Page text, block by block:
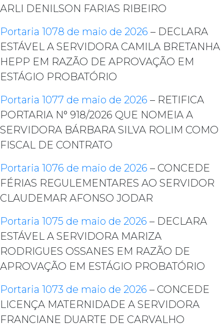
ARLI DENILSON FARIAS RIBEIRO
Portaria 1078 de maio de 2026 – DECLARA
ESTÁVEL A SERVIDORA CAMILA BRETANHA
HEPP EM RAZÃO DE APROVAÇÃO EM
ESTÁGIO PROBATÓRIO
Portaria 1077 de maio de 2026 – RETIFICA
PORTARIA N° 918/2026 QUE NOMEIA A
SERVIDORA BÁRBARA SILVA ROLIM COMO
FISCAL DE CONTRATO
Portaria 1076 de maio de 2026 – CONCEDE
FÉRIAS REGULEMENTARES AO SERVIDOR
CLAUDEMAR AFONSO JODAR
Portaria 1075 de maio de 2026 – DECLARA
ESTÁVEL A SERVIDORA MARIZA
RODRIGUES OSSANES EM RAZÃO DE
APROVAÇÃO EM ESTÁGIO PROBATÓRIO
Portaria 1073 de maio de 2026 – CONCEDE
LICENÇA MATERNIDADE A SERVIDORA
FRANCIANE DUARTE DE CARVALHO